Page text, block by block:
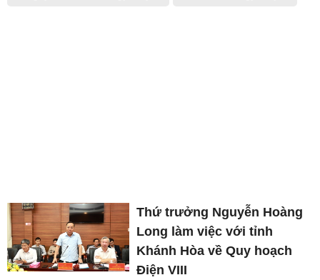
Thứ trưởng Nguyễn Hoàng
Long làm việc với tỉnh
Khánh Hòa về Quy hoạch
Điện VIII